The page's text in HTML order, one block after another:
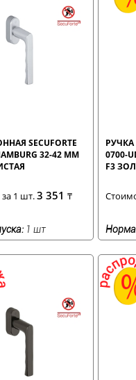
SECUFORTE
32-42 ММ
1 шт.3 351 ₸
1 шт
РУЧКА
0700-
F3
Норма